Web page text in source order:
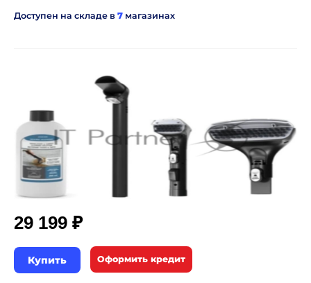
Доступен на складе в 7 магазинах
29 199 ₽
Купить Оформить кредит